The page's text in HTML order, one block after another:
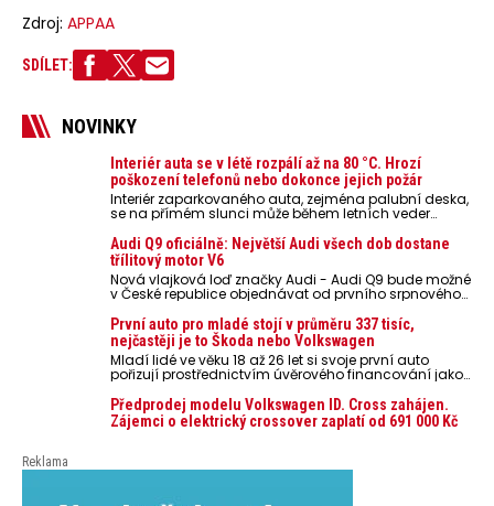
Zdroj: APPAA
SDÍLET:
NOVINKY
Interiér auta se v létě rozpálí až na 80 °C. Hrozí
poškození telefonů nebo dokonce jejich požár
Interiér zaparkovaného auta, zejména palubní deska,
se na přímém slunci může během letních veder
nebezpečí pro odložené mobilní telefony, powerbanky
nebo notebooky. Můžou urychlit stárnutí baterií,
poškodit elektroniku a ve výjimečných případech i
zvýšit riziko požáru.
Audi Q9 oficiálně: Největší Audi všech dob dostane
třílitový motor V6
Nová vlajková loď značky Audi - Audi Q9 bude možné
v České republice objednávat od prvního srpnového
První auto pro mladé stojí v průměru 337 tisíc,
nejčastěji je to Škoda nebo Volkswagen
Mladí lidé ve věku 18 až 26 let si svoje první auto
pořizují prostřednictvím úvěrového financování jako
auto. Průměrná pořizovací cena vozu dosahuje 337
tisíc korun a průměrná financovaná částka
přesahuje 251 tisíc korun. Vyplývá to z dat Leasingu
Předprodej modelu Volkswagen ID. Cross zahájen.
Zájemci o elektrický crossover zaplatí od 691 000 Kč
Reklama